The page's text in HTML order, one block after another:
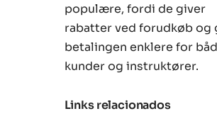
populære, fordi de giver
rabatter ved forudkøb og
betalingen enklere for
kunder og instruktører.
Links relacionados